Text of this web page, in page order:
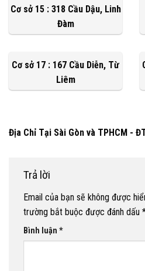
Cơ sở 15 : 318 Cầu Dậu, Linh
Đàm
Cơ sở 17 : 167 Cầu Diễn, Từ
Liêm
Địa Chỉ Tại Sài Gòn và TPHCM -
Trả lời
Email của bạn sẽ không được
trường bắt buộc được đánh dấu
Bình luận *